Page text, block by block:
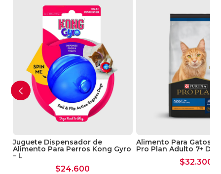
Juguete Dispensador de
Alimento Para Perros Kong Gyro
– L
$24.600
Alimento Para Gatos
Pro Plan Adulto 7+ De
$32.300